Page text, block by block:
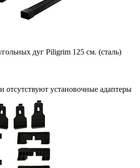
дуг Piligrim 125 см. (сталь)
отсутствуют установочные адаптеры